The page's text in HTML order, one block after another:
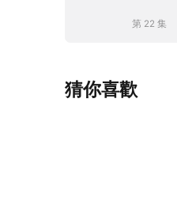
第 22 集
猜你喜歡